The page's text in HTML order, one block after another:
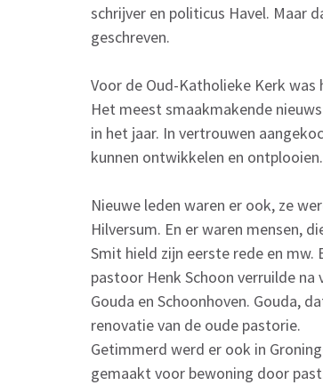
schrijver en politicus Havel. Maar
geschreven.
Voor de Oud-Katholieke Kerk
Het meest smaakmakende
in het jaar. In vertrouwen
kunnen ontwikkelen en ontplooien.
Nieuwe leden waren er ook, ze
Hilversum. En er waren mensen,
Smit hield zijn eerste rede en mw.
pastoor Henk Schoon verruilde
Gouda en Schoonhoven. Gouda,
renovatie van de oude pastorie.
Getimmerd werd er ook in
gemaakt voor bewoning door